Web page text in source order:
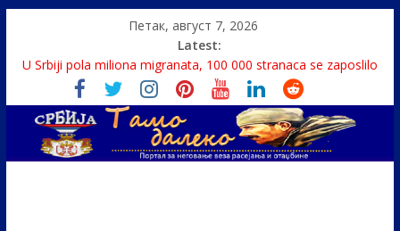
Петак, август 7, 2026
Latest:
U Srbiji pola miliona migranata, 100 000 stranaca se zaposlilo
Како је „Господар књига“ проглашен народним
непријатељем
Čije je pravo na istinu o Nikoli Tesli?
Srbin zaspao na Dunavu, reka ga odnela u Rumuniju
Politika i seks glavne teme srpskih medija